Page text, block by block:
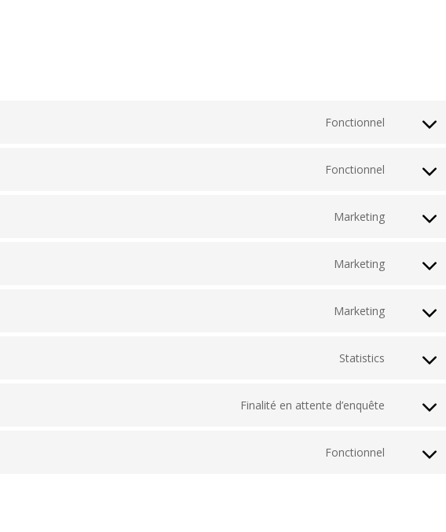
Fonctionnel
Consent
service
Fonctionnel
Consent
service
Marketing
Consent
service
Marketing
Consent
service
Marketing
Consent
service
Statistics
Consent
service
Finalité en attente d’enquête
Consent
service
Fonctionnel
Consent